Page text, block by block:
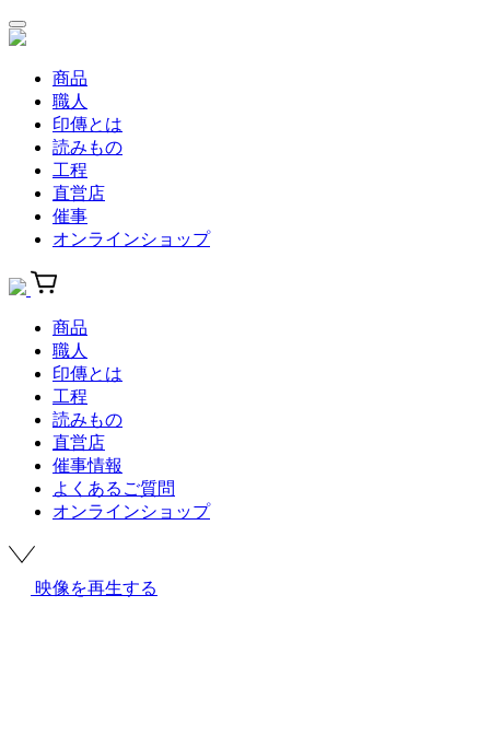
商品
職人
印傳とは
読みもの
工程
直営店
催事
オンラインショップ
商品
職人
印傳とは
工程
読みもの
直営店
催事情報
よくあるご質問
オンラインショップ
映像を再生する